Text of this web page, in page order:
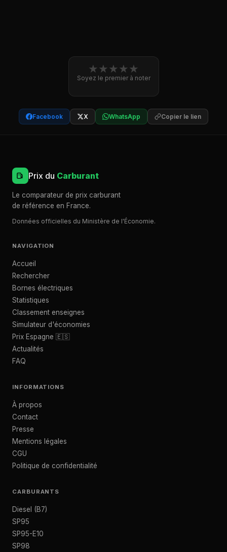
★★★★★
Soyez le premier à noter
Facebook X WhatsApp Copier le lien
Prix du Carburant
Le comparateur de prix carburant
de référence en France.
Données officielles du Ministère de l'Économie.
NAVIGATION
Accueil
Rechercher
Bornes électriques
Statistiques
Classement enseignes
Simulateur d'économies
Prix Espagne 🇪🇸
Actualités
FAQ
INFORMATIONS
À propos
Contact
Presse
Mentions légales
CGU
Politique de confidentialité
CARBURANTS
Diesel (B7)
SP95
SP95-E10
SP98